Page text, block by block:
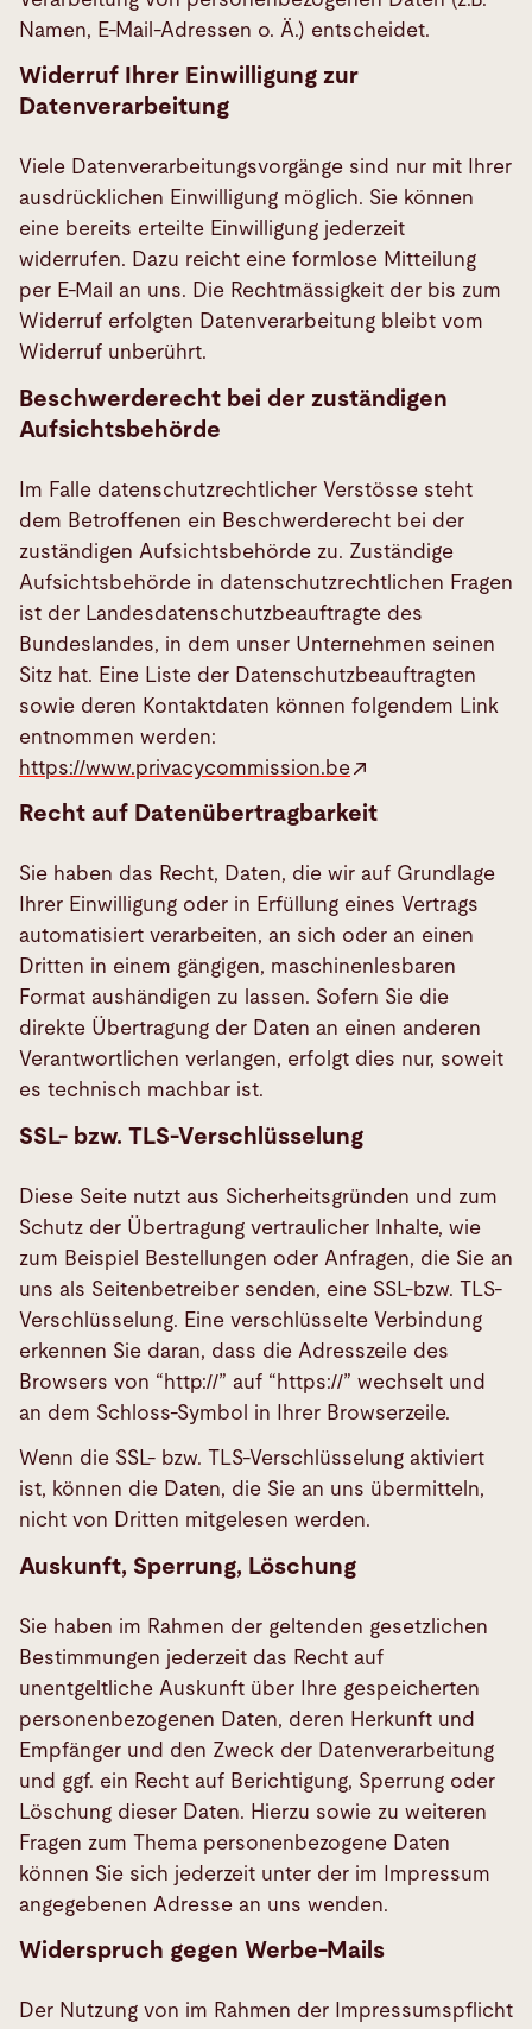
Namen, E-Mail-Adressen o. Ä.) entscheidet.
Widerruf Ihrer Einwilligung zur
Datenverarbeitung
Viele Datenverarbeitungsvorgänge sind nur mit Ihrer
ausdrücklichen Einwilligung möglich. Sie können
eine bereits erteilte Einwilligung jederzeit
widerrufen. Dazu reicht eine formlose Mitteilung
per E-Mail an uns. Die Rechtmässigkeit der bis zum
Widerruf erfolgten Datenverarbeitung bleibt vom
Widerruf unberührt.
Beschwerderecht bei der zuständigen
Aufsichtsbehörde
Im Falle datenschutzrechtlicher Verstösse steht
dem Betroffenen ein Beschwerderecht bei der
zuständigen Aufsichtsbehörde zu. Zuständige
Aufsichtsbehörde in datenschutzrechtlichen Fragen
ist der Landesdatenschutzbeauftragte des
Bundeslandes, in dem unser Unternehmen seinen
Sitz hat. Eine Liste der Datenschutzbeauftragten
sowie deren Kontaktdaten können folgendem Link
entnommen werden:
https://www.privacycommission.be
Recht auf Datenübertragbarkeit
Sie haben das Recht, Daten, die wir auf Grundlage
Ihrer Einwilligung oder in Erfüllung eines Vertrags
automatisiert verarbeiten, an sich oder an einen
Dritten in einem gängigen, maschinenlesbaren
Format aushändigen zu lassen. Sofern Sie die
direkte Übertragung der Daten an einen anderen
Verantwortlichen verlangen, erfolgt dies nur, soweit
es technisch machbar ist.
SSL- bzw. TLS-Verschlüsselung
Diese Seite nutzt aus Sicherheitsgründen und zum
Schutz der Übertragung vertraulicher Inhalte, wie
zum Beispiel Bestellungen oder Anfragen, die Sie an
uns als Seitenbetreiber senden, eine SSL-bzw. TLS-
Verschlüsselung. Eine verschlüsselte Verbindung
erkennen Sie daran, dass die Adresszeile des
Browsers von “http://” auf “https://” wechselt und
an dem Schloss-Symbol in Ihrer Browserzeile.
Wenn die SSL- bzw. TLS-Verschlüsselung aktiviert
ist, können die Daten, die Sie an uns übermitteln,
nicht von Dritten mitgelesen werden.
Auskunft, Sperrung, Löschung
Sie haben im Rahmen der geltenden gesetzlichen
Bestimmungen jederzeit das Recht auf
unentgeltliche Auskunft über Ihre gespeicherten
personenbezogenen Daten, deren Herkunft und
Empfänger und den Zweck der Datenverarbeitung
und ggf. ein Recht auf Berichtigung, Sperrung oder
Löschung dieser Daten. Hierzu sowie zu weiteren
Fragen zum Thema personenbezogene Daten
können Sie sich jederzeit unter der im Impressum
angegebenen Adresse an uns wenden.
Widerspruch gegen Werbe-Mails
Der Nutzung von im Rahmen der Impressumspflicht